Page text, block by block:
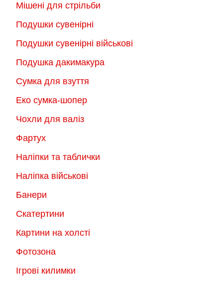
Мішені для стрільби
Подушки сувенірні
Подушки сувенірні військові
Подушка дакимакура
Сумка для взуття
Еко сумка-шопер
Чохли для валіз
Фартух
Наліпки та таблички
Наліпка військові
Банери
Скатертини
Картини на холсті
Фотозона
Ігрові килимки